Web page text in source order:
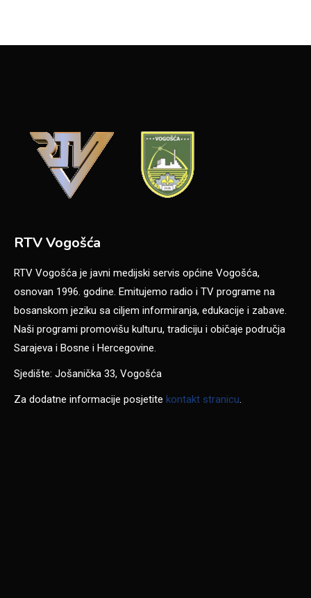
RTV Vogošća
RTV Vogošća je javni medijski servis općine Vogošća,
osnovan 1996. godine. Emitujemo radio i TV programe na
bosanskom jeziku sa ciljem informiranja, edukacije i zabave.
Naši programi promovišu kulturu, tradiciju i običaje područja
Sarajeva i Bosne i Hercegovine.
Sjedište: Jošanička 33, Vogošća
Za dodatne informacije posjetite kontakt stranicu.